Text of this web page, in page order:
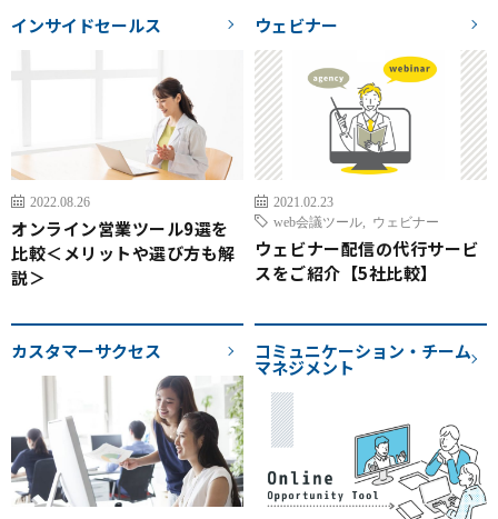
インサイドセールス
2022.08.26
オンライン営業ツール9選を
比較＜メリットや選び方も解
説＞
ウェビナー
2021.02.23
web会議ツール
ウェビナー
ウェビナー配信の代行サービ
スをご紹介【5社比較】
カスタマーサクセス コミュニケーション・チーム
マネジメント